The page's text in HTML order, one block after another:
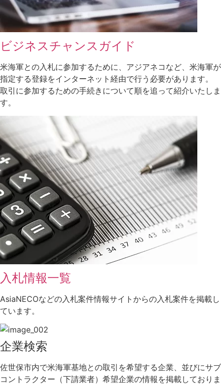
ビジネスチャンスガイド
米海軍との入札に参加するために、アジアネコなど、米海軍が
指定する登録をインターネット経由で行う必要があります。
取引に参加するための手続きについて順を追って紹介いたしま
す。
入札情報一覧
AsiaNECOなどの入札案件情報サイトからの入札案件を掲載し
ています。
企業検索
佐世保市内で米海軍基地との取引を希望する企業、並びにサブ
コントラクター（下請業者）希望企業の情報を掲載しておりま